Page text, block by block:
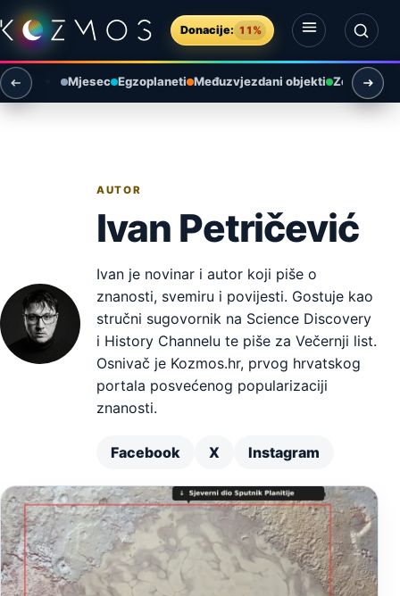
Preskoči na sadržaj
Donacije: 11%
Otvori izbornik
Otvori pretragu
Mjesec Egzoplaneti Međuzvjezdani objekti Zemlja i
AUTOR
Ivan Petričević
Ivan je novinar i autor koji piše o
znanosti, svemiru i povijesti. Gostuje kao
stručni sugovornik na Science Discovery
i History Channelu te piše za Večernji list.
Osnivač je Kozmos.hr, prvog hrvatskog
portala posvećenog popularizaciji
znanosti.
Facebook X Instagram